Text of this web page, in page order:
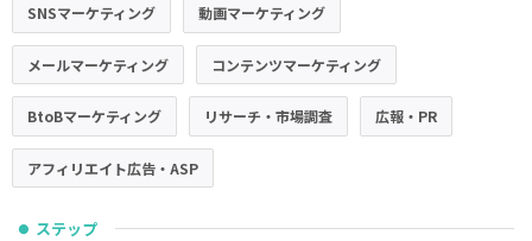
SNSマーケティング 動画マーケティング
メールマーケティング コンテンツマーケティング
BtoBマーケティング リサーチ・市場調査 広報・PR
アフィリエイト広告・ASP
● ステップ